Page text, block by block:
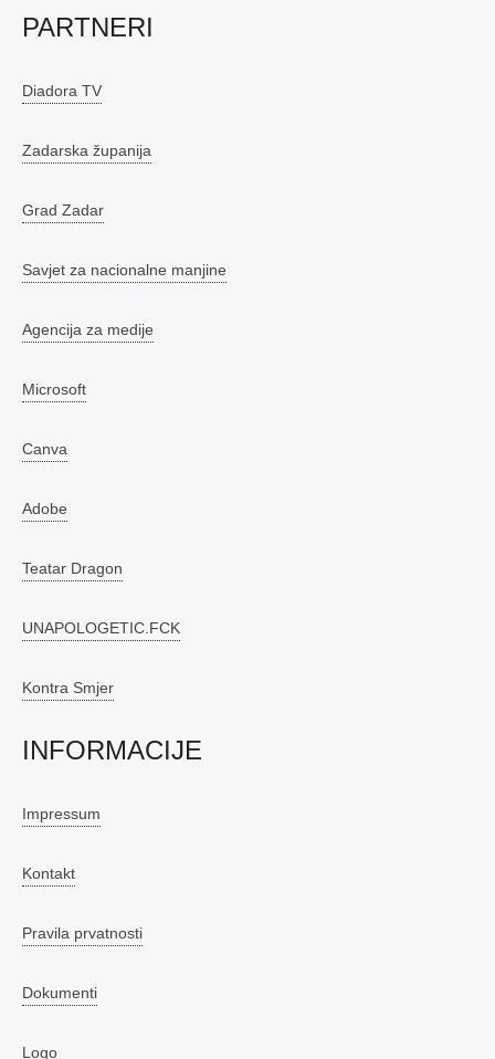
PARTNERI
Diadora TV
Zadarska županija
Grad Zadar
Savjet za nacionalne manjine
Agencija za medije
Microsoft
Canva
Adobe
Teatar Dragon
UNAPOLOGETIC.FCK
Kontra Smjer
INFORMACIJE
Impressum
Kontakt
Pravila prvatnosti
Dokumenti
Logo